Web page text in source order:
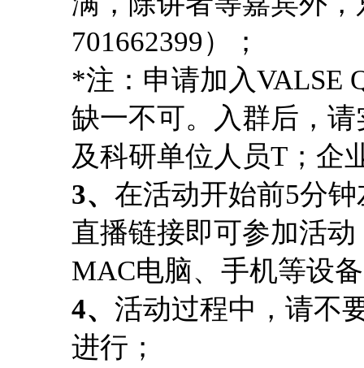
701662399）；
*注：申请加入VALSE
缺一不可。入群后，
及科研单位人员T；企
3、 在活动开始前5分
直播链接即可参加活
MAC电脑、手机等设
4、 活动过程中，请不
进行；